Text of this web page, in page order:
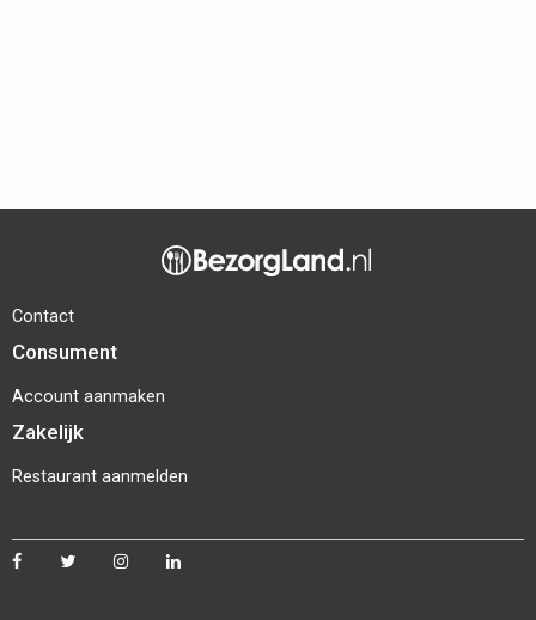
Contact
Consument
Account aanmaken
Zakelijk
Restaurant aanmelden